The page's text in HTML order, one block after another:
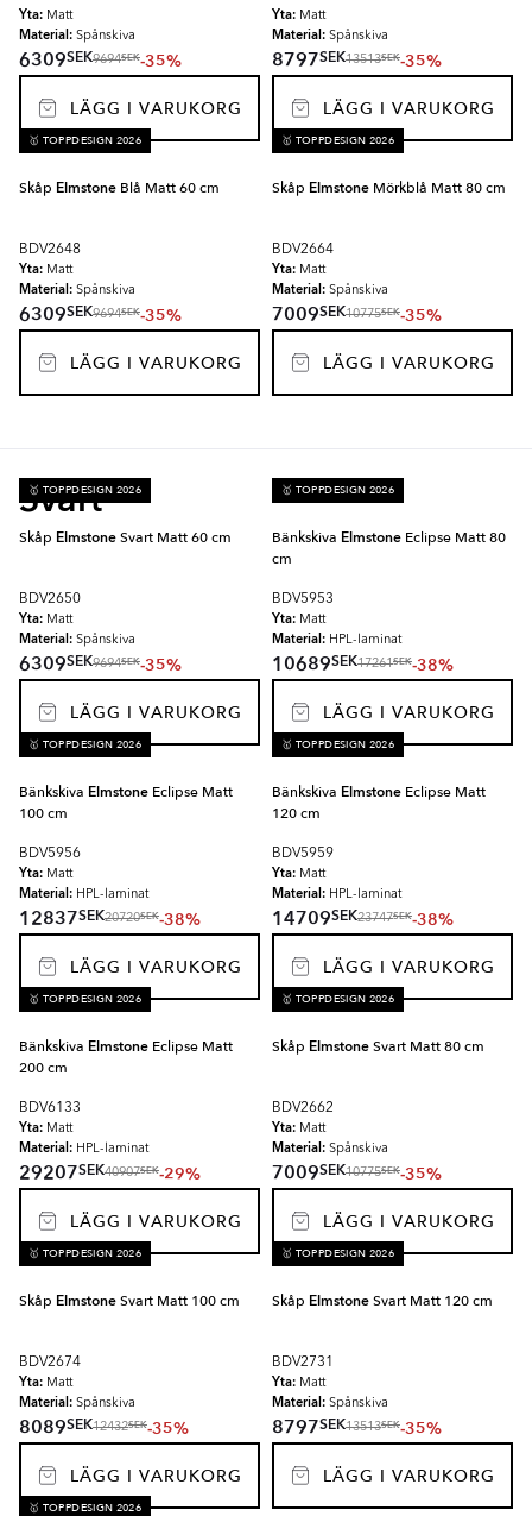
Yta: Matt
Material: Spånskiva
6309SEK9694SEK-35%
LÄGG I VARUKORG
Yta: Matt
Material: Spånskiva
8797SEK13513SEK-35%
LÄGG I VARUKORG
🥇 TOPPDESIGN 2026
Skåp Elmstone Blå Matt 60 cm
BDV2648
Yta: Matt
Material: Spånskiva
6309SEK9694SEK-35%
LÄGG I VARUKORG
🥇 TOPPDESIGN 2026
Skåp Elmstone Mörkblå Matt 80 cm
BDV2664
Yta: Matt
Material: Spånskiva
7009SEK10775SEK-35%
LÄGG I VARUKORG
Svart
🥇 TOPPDESIGN 2026
Skåp ElmstoneSvart Matt 60 cm
BDV2650
Yta: Matt
Material: Spånskiva
6309SEK9694SEK-35%
LÄGG I VARUKORG
🥇 TOPPDESIGN 2026
Bänkskiva Elmstone Eclipse Matt 80
cm
BDV5953
Yta: Matt
Material: HPL-laminat
10689SEK17261SEK-38%
LÄGG I VARUKORG
🥇 TOPPDESIGN 2026
Bänkskiva Elmstone Eclipse Matt
100 cm
BDV5956
Yta: Matt
Material: HPL-laminat
12837SEK20720SEK-38%
LÄGG I VARUKORG
🥇 TOPPDESIGN 2026
Bänkskiva Elmstone Eclipse Matt
120 cm
BDV5959
Yta: Matt
Material: HPL-laminat
14709SEK23747SEK-38%
LÄGG I VARUKORG
🥇 TOPPDESIGN 2026
Bänkskiva Elmstone Eclipse Matt
200 cm
BDV6133
Yta: Matt
Material: HPL-laminat
29207SEK40907SEK-29%
LÄGG I VARUKORG
🥇 TOPPDESIGN 2026
Skåp ElmstoneSvart Matt 80 cm
BDV2662
Yta: Matt
Material: Spånskiva
7009SEK10775SEK-35%
LÄGG I VARUKORG
🥇 TOPPDESIGN 2026
Skåp ElmstoneSvart Matt 100 cm
BDV2674
Yta: Matt
Material: Spånskiva
8089SEK12432SEK-35%
LÄGG I VARUKORG
🥇 TOPPDESIGN 2026
Skåp ElmstoneSvart Matt 120 cm
BDV2731
Yta: Matt
Material: Spånskiva
8797SEK13513SEK-35%
LÄGG I VARUKORG
🥇 TOPPDESIGN 2026